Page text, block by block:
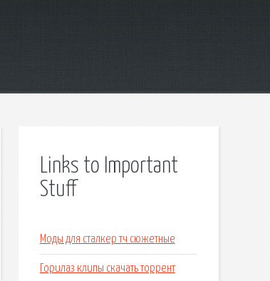
Links to Important
Stuff
Моды для сталкер тч сюжетные
Горилаз клипы скачать торрент